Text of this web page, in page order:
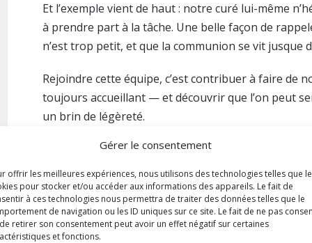
Gérer le consentement
offrir les meilleures expériences, nous utilisons des technologies telles que
pour stocker et/ou accéder aux informations des appareils. Le fait de
à ces technologies nous permettra de traiter des données telles que le
de navigation ou les ID uniques sur ce site. Le fait de ne pas
retirer son consentement peut avoir un effet négatif sur certaines
et fonctions.
Et l’exemple vient de haut : notre curé lui-même
à prendre part à la tâche. Une belle façon de
n’est trop petit, et que la communion se vit jusque
Rejoindre cette équipe, c’est contribuer à faire de
toujours accueillant — et découvrir que l’on peut
un brin de légèreté.
Cette équipe a besoin de renforts et vous attend !
retrousser les manches, plus ce service devient ce
le vivent : un moment léger, joyeux et fraternel.
Responsables : Marc LAURENCE et Christian